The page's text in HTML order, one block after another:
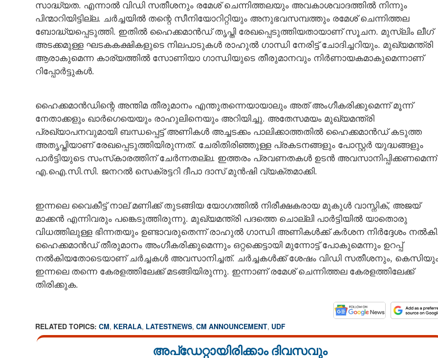
സാദ്ധ്യത. എന്നാൽ വിഡി സതീശനും രമേശ് ചെന്നിത്തലയും അവകാശവാദത്തിൽ നിന്നും
പിന്മാറിയിട്ടില്ല. ചർച്ചയിൽ തന്റെ സീനിയോറിറ്റിയും അനുഭവസമ്പത്തും രമേശ് ചെന്നിത്തല
ബോദ്ധ്യപ്പെടുത്തി. ഇതിൽ ഹൈക്കമാൻഡ് തൃപ്തി രേഖപ്പെടുത്തിയതായാണ് സൂചന. മുസ്ലിം ലീഗ്
അടക്കമുള്ള ഘടകകക്ഷികളുടെ നിലപാടുകൾ രാഹുൽ ഗാന്ധി നേരിട്ട് ചോദിച്ചറിയും. മുഖ്യമന്ത്രി
ആരാകുമെന്ന കാര്യത്തിൽ സോണിയാ ഗാന്ധിയുടെ തീരുമാനവും നിർണായകമാകുമെന്നാണ്
റിപ്പോർട്ടുകൾ.
ഹൈക്കമാൻഡിന്റെ അന്തിമ തീരുമാനം എന്തുതന്നെയായാലും അത് അംഗീകരിക്കുമെന്ന് മൂന്ന്
നേതാക്കളും ഖാർഗെയെയും രാഹുലിനെയും അറിയിച്ചു. അതേസമയം മുഖ്യമന്ത്രി
പ്രഖ്യാപനവുമായി ബന്ധപ്പെട്ട് അണികൾ അച്ചടക്കം പാലിക്കാത്തതിൽ ഹൈക്കമാൻഡ് കടുത്ത
അതൃപ്തിയാണ് രേഖപ്പെടുത്തിയിരുന്നത്. ചേരിതിരിഞ്ഞുള്ള പ്രകടനങ്ങളും പോസ്റ്റർ യുദ്ധങ്ങളും
പാർട്ടിയുടെ സംസ്‌കാരത്തിന് ചേർന്നതല്ല. ഇത്തരം പ്രവണതകൾ ഉടൻ അവസാനിപ്പിക്കണമെന്ന്
എ.ഐ.സി.സി. ജനറൽ സെക്രട്ടറി ദീപാ ദാസ് മുൻഷി വ്യക്തമാക്കി.
ഇന്നലെ വൈകീട്ട് നാല് മണിക്ക് തുടങ്ങിയ യോഗത്തിൽ നിരീക്ഷകരായ മുകുൾ വാസ്നിക്, അജയ്
മാക്കൻ എന്നിവരും പങ്കെടുത്തിരുന്നു. മുഖ്യമന്ത്രി പദത്തെ ചൊല്ലി പാർട്ടിയിൽ യാതൊരു
വിധത്തിലുള്ള ഭിന്നതയും ഉണ്ടാവരുതെന്ന് രാഹുൽ ഗാന്ധി അണികൾക്ക് കർശന നിർദ്ദേശം
ഹൈക്കമാൻഡ് തീരുമാനം അംഗീകരിക്കുമെന്നും ഒറ്റക്കെട്ടായി മുന്നോട്ട് പോകുമെന്നും ഉറപ്പ്
നൽകിയതോടെയാണ് ചർച്ചകൾ അവസാനിച്ചത്. ചർച്ചകൾക്ക് ശേഷം വിഡി സതീശനും,
ഇന്നലെ തന്നെ കേരളത്തിലേക്ക് മടങ്ങിയിരുന്നു. ഇന്നാണ് രമേശ് ചെന്നിത്തല കേരളത്തിലേക്ക്
തിരിക്കുക.
RELATED TOPICS: CM, KERALA, LATESTNEWS, CM ANNOUNCEMENT, UDF
അപ്ഡേറ്റായിരിക്കാം ദിവസവും